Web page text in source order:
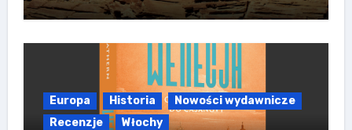
Europa Historia
Nowości wydawnicze
Recenzje
Włochy